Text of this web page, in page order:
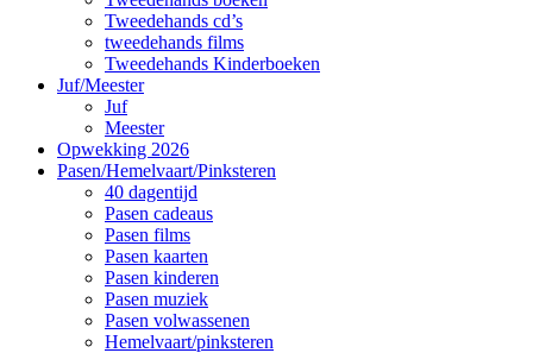
Tweedehands cd’s
tweedehands films
Tweedehands Kinderboeken
Juf/Meester
Juf
Meester
Opwekking 2026
Pasen/Hemelvaart/Pinksteren
40 dagentijd
Pasen cadeaus
Pasen films
Pasen kaarten
Pasen kinderen
Pasen muziek
Pasen volwassenen
Hemelvaart/pinksteren